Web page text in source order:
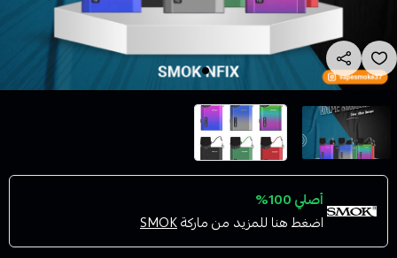
أصلي 100%
اضغط هنا للمزيد من ماركةSMOK